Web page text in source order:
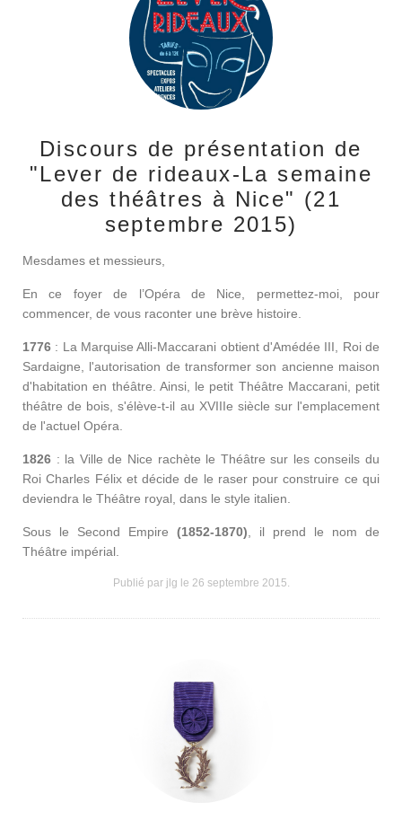
Discours de présentation de
"Lever de rideaux-La semaine
des théâtres à Nice" (21
septembre 2015)
Mesdames et messieurs,
En ce foyer de l’Opéra de Nice, permettez-moi, pour
commencer, de vous raconter une brève histoire.
1776 : La Marquise Alli-Maccarani obtient d'Amédée III, Roi de
Sardaigne, l'autorisation de transformer son ancienne maison
d'habitation en théâtre. Ainsi, le petit Théâtre Maccarani, petit
théâtre de bois, s'élève-t-il au XVIIIe siècle sur l'emplacement
de l'actuel Opéra.
1826 : la Ville de Nice rachète le Théâtre sur les conseils du
Roi Charles Félix et décide de le raser pour construire ce qui
deviendra le Théâtre royal, dans le style italien.
Sous le Second Empire (1852-1870) , il prend le nom de
Théâtre impérial.
Publié par jlg le 26 septembre 2015.